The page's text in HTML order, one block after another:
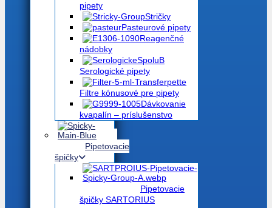
pipety
Stričky
Pasteurové pipety
Reagenčné
nádobky
Serologické pipety
Filtre kónusové pre pipety
Dávkovanie
kvapalín – príslušenstvo
Pipetovacie
špičky
Pipetovacie
špičky SARTORIUS